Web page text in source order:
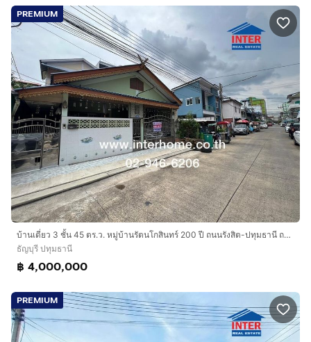
PREMIUM
บ้านเดี่ยว 3 ชั้น 45 ตร.ว. หมู่บ้านรัตนโกสินทร์ 200 ปี ถนนรังสิต-ปทุมธานี ถนนพหลโยธิน ธัญบุรี ปทุมธานี
ธัญบุรี ปทุมธานี
฿ 4,000,000
PREMIUM